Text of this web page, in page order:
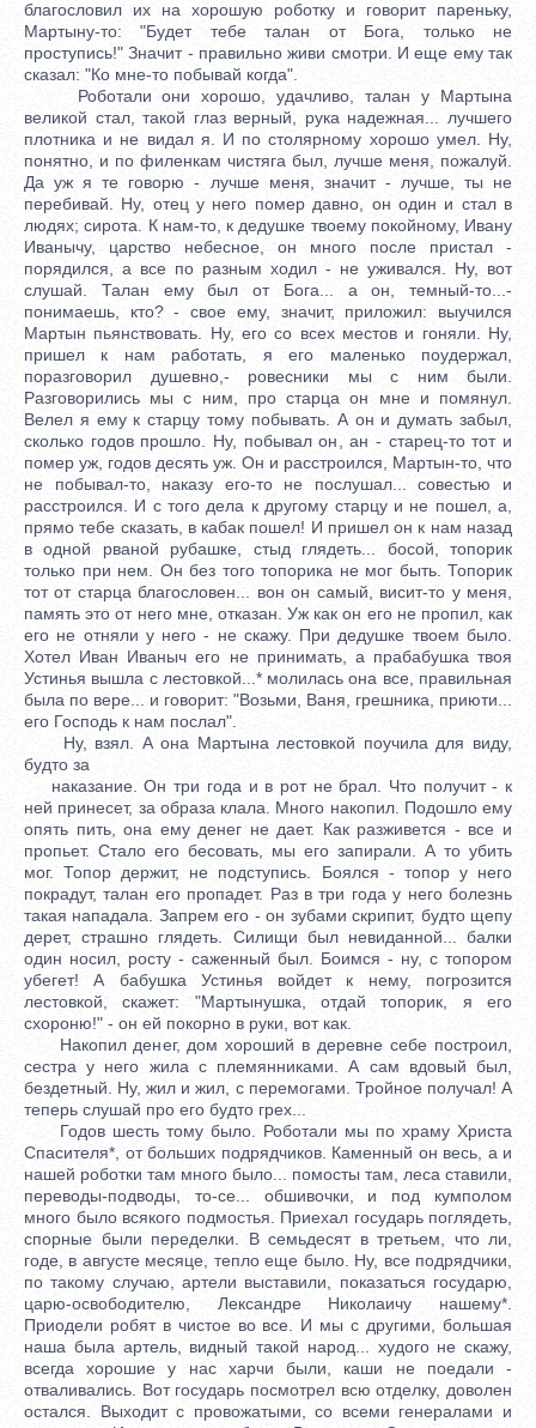
благословил их на хорошую роботку и говорит пареньку,
Мартыну-то: "Будет тебе талан от Бога, только не
проступись!" Значит - правильно живи смотри. И еще ему так
сказал: "Ко мне-то побывай когда".
Роботали они хорошо, удачливо, талан у Мартына
великой стал, такой глаз верный, рука надежная... лучшего
плотника и не видал я. И по столярному хорошо умел. Ну,
понятно, и по филенкам чистяга был, лучше меня, пожалуй.
Да уж я те говорю - лучше меня, значит - лучше, ты не
перебивай. Ну, отец у него помер давно, он один и стал в
людях; сирота. К нам-то, к дедушке твоему покойному, Ивану
Иванычу, царство небесное, он много после пристал -
порядился, а все по разным ходил - не уживался. Ну, вот
слушай. Талан ему был от Бога... а он, темный-то...-
понимаешь, кто? - свое ему, значит, приложил: выучился
Мартын пьянствовать. Ну, его со всех местов и гоняли. Ну,
пришел к нам работать, я его маленько поудержал,
поразговорил душевно,- ровесники мы с ним были.
Разговорились мы с ним, про старца он мне и помянул.
Велел я ему к старцу тому побывать. А он и думать забыл,
сколько годов прошло. Ну, побывал он, ан - старец-то тот и
помер уж, годов десять уж. Он и расстроился, Мартын-то, что
не побывал-то, наказу его-то не послушал... совестью и
расстроился. И с того дела к другому старцу и не пошел, а,
прямо тебе сказать, в кабак пошел! И пришел он к нам назад
в одной рваной рубашке, стыд глядеть... босой, топорик
только при нем. Он без того топорика не мог быть. Топорик
тот от старца благословен... вон он самый, висит-то у меня,
память это от него мне, отказан. Уж как он его не пропил, как
его не отняли у него - не скажу. При дедушке твоем было.
Хотел Иван Иваныч его не принимать, а прабабушка твоя
Устинья вышла с лестовкой...* молилась она все, правильная
была по вере... и говорит: "Возьми, Ваня, грешника, приюти...
его Господь к нам послал".
Ну, взял. А она Мартына лестовкой поучила для виду,
будто за
наказание. Он три года и в рот не брал. Что получит - к
ней принесет, за образа клала. Много накопил. Подошло ему
опять пить, она ему денег не дает. Как разживется - все и
пропьет. Стало его бесовать, мы его запирали. А то убить
мог. Топор держит, не подступись. Боялся - топор у него
покрадут, талан его пропадет. Раз в три года у него болезнь
такая нападала. Запрем его - он зубами скрипит, будто щепу
дерет, страшно глядеть. Силищи был невиданной... балки
один носил, росту - саженный был. Боимся - ну, с топором
убегет! А бабушка Устинья войдет к нему, погрозится
лестовкой, скажет: "Мартынушка, отдай топорик, я его
схороню!" - он ей покорно в руки, вот как.
Накопил денег, дом хороший в деревне себе построил,
сестра у него жила с племянниками. А сам вдовый был,
бездетный. Ну, жил и жил, с перемогами. Тройное получал! А
теперь слушай про его будто грех...
Годов шесть тому было. Роботали мы по храму Христа
Спасителя*, от больших подрядчиков. Каменный он весь, а и
нашей роботки там много было... помосты там, леса ставили,
переводы-подводы, то-се... обшивочки, и под кумполом
много было всякого подмостья. Приехал государь поглядеть,
спорные были переделки. В семьдесят в третьем, что ли,
годе, в августе месяце, тепло еще было. Ну, все подрядчики,
по такому случаю, артели выставили, показаться государю,
царю-освободителю, Лександре Николаичу нашему*.
Приодели робят в чистое во все. И мы с другими, большая
наша была артель, видный такой народ... худого не скажу,
всегда хорошие у нас харчи были, каши не поедали -
отваливались. Вот государь посмотрел всю отделку, доволен
остался. Выходит с провожатыми, со всеми генералами и